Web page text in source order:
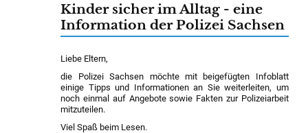
Kinder sicher im Alltag - eine
Information der Polizei Sachsen
Liebe Eltern,
die Polizei Sachsen möchte mit beigefügten Infoblatt
einige Tipps und Informationen an Sie weiterleiten, um
noch einmal auf Angebote sowie Fakten zur Polizeiarbeit
mitzuteilen.
Viel Spaß beim Lesen.